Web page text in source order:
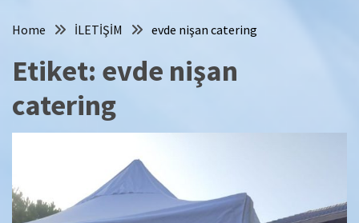
Home İLETİŞİM evde nişan catering
Etiket: evde nişan
catering